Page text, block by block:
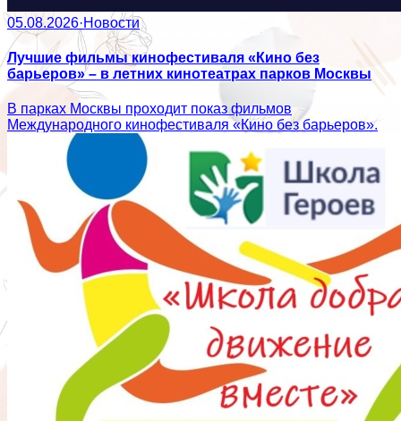
05.08.2026·Новости
Лучшие фильмы кинофестиваля «Кино без
барьеров» – в летних кинотеатрах парков Москвы
В парках Москвы проходит показ фильмов
Международного кинофестиваля «Кино без барьеров».